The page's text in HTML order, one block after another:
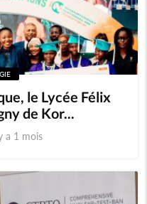
le Lycée Félix
de Kor...
a 1 mois